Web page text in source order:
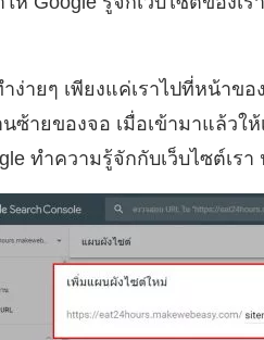
ายๆ เพียงแค่เราไปที่หน้าขอ
ซ้ายของจอ เมื่อเข้ามาแล้วใ
ทำความรู้จักกับเว็บไซต์เร